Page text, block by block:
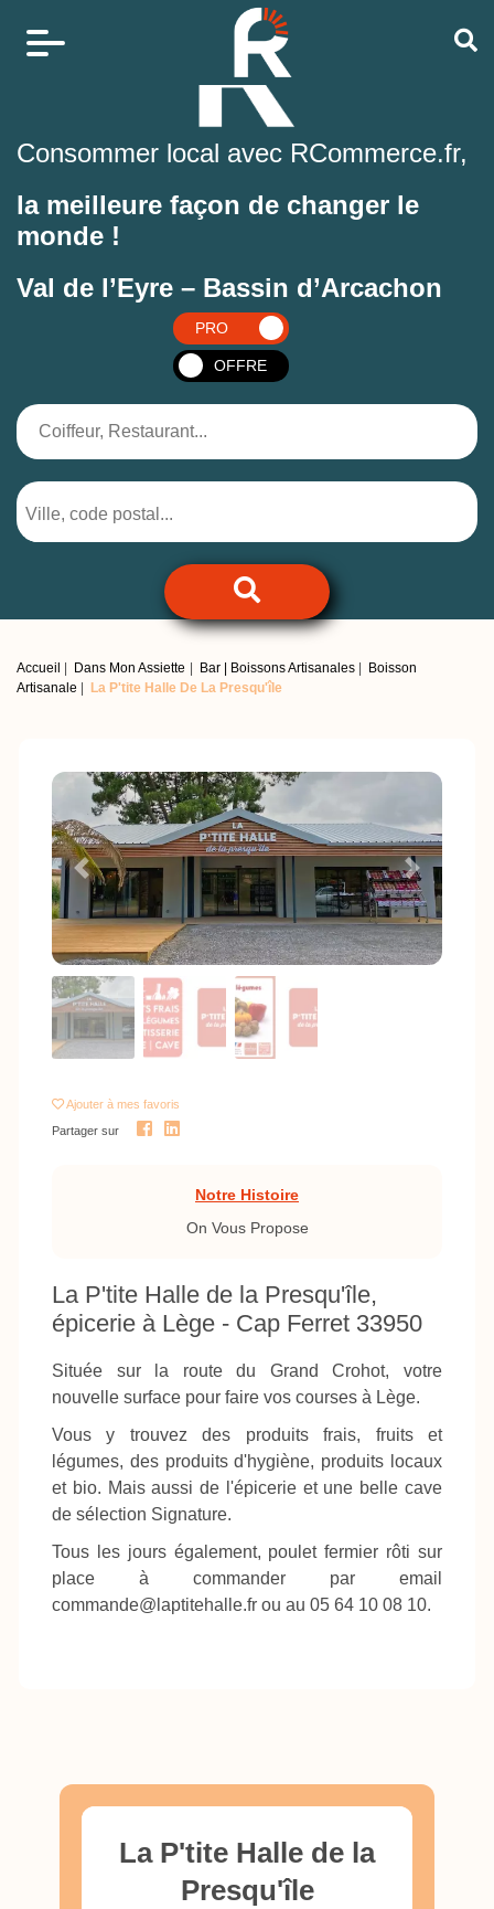
Consommer local avec RCommerce.fr,
la meilleure façon de changer le
monde !
Val de l’Eyre – Bassin d’Arcachon
PRO
OFFRE
Accueil Dans Mon Assiette Bar | Boissons Artisanales
Boisson
Artisanale
La P'tite Halle De La Presqu'île
Previous Next
Ajouter à mes favoris
Partager sur
Notre Histoire
On Vous Propose
La P'tite Halle de la Presqu'île,
épicerie à Lège - Cap Ferret 33950
Située sur la route du Grand Crohot, votre
nouvelle surface pour faire vos courses à Lège.
Vous y trouvez des produits frais, fruits et
légumes, des produits d'hygiène, produits locaux
et bio. Mais aussi de l'épicerie et une belle cave
de sélection Signature.
Tous les jours également, poulet fermier rôti sur
place à commander par email
commande@laptitehalle.fr ou au 05 64 10 08 10.
La P'tite Halle de la
Presqu'île